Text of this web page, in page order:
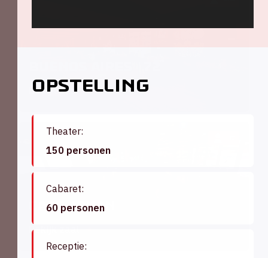
Bekijk zaal
Café Johan
Bekijk zaal
Opstelling
Theater:
150 personen
Cabaret:
60 personen
Receptie: